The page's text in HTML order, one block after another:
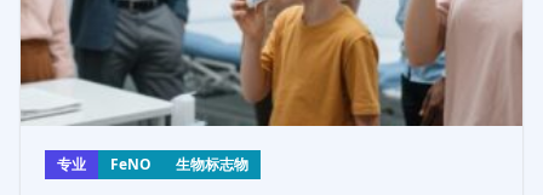
专业 FeNO 生物标志物